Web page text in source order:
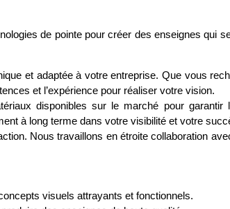
de pointe pour créer des enseignes qui
et adaptée à votre entreprise. Que vous
et l’expérience pour réaliser votre vision.
disponibles sur le marché pour
à long terme dans votre visibilité et votre
Nous travaillons en étroite collaboration
visuels attrayants et fonctionnels.